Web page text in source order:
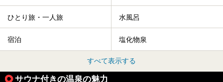
ひとり旅・一人旅 水風呂
宿泊 塩化物泉
すべて表示する
サウナ付きの温泉の魅力